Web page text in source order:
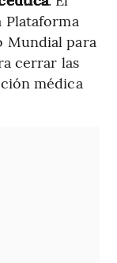
Mundial para
cerrar las
médica